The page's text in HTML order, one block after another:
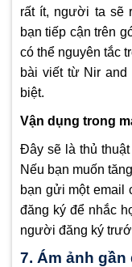
rất ít, người ta sẽ
bạn tiếp cận trên
có thể nguyên tắc
bài viết từ Nir
biệt.
Vận dụng trong
Đây sẽ là thủ
Nếu bạn muốn
bạn gửi một email
đăng ký để nhắc
người đăng ký
7. Ám ảnh